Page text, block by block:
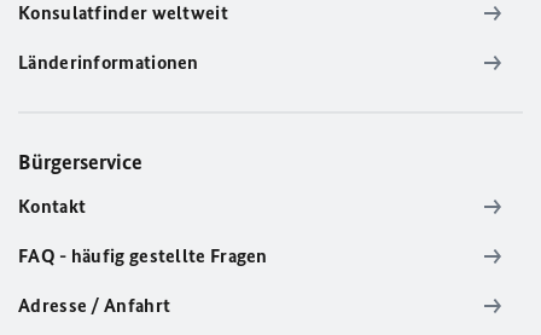
Konsulatfinder weltweit
Länderinformationen
Bürgerservice
Kontakt
FAQ - häufig gestellte Fragen
Adresse / Anfahrt